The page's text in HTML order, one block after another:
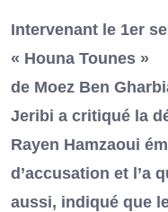
Intervenant le 1er
« Houna Tounes »
de Moez Ben
Jeribi a critiqué la
Rayen Hamzaoui
d’accusation et l’a
aussi, indiqué que